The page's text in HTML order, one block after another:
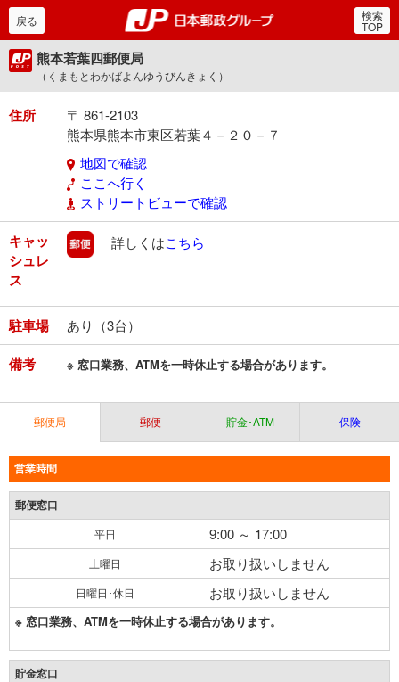
郵便局・日本郵政グルー
戻る 検索
TOP
熊本若葉四郵便局
（くまもとわかばよんゆうびんきょく）
住所
〒 861-2103
熊本県熊本市東区若葉４－２０－７
地図で確認
ここへ行く
ストリートビューで確認
キャッ
シュレ
ス
郵便
詳しくはこちら
駐車場 あり（3台）
備考 ※ 窓口業務、ATMを一時休止する場合があります。
郵便局 郵便 貯金･ATM 保険
営業時間
郵便窓口
平日 9:00 ～ 17:00
土曜日 お取り扱いしません
日曜日･休日 お取り扱いしません
※ 窓口業務、ATMを一時休止する場合があります。
貯金窓口